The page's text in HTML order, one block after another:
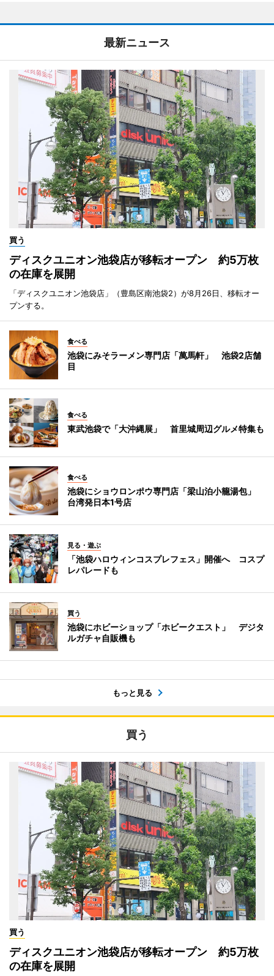
最新ニュース
買う
ディスクユニオン池袋店が移転オープン 約5万枚
の在庫を展開
「ディスクユニオン池袋店」（豊島区南池袋2）が8月26日、移転オー
プンする。
食べる
池袋にみそラーメン専門店「萬馬軒」 池袋2店舗
目
食べる
東武池袋で「大沖縄展」 首里城周辺グルメ特集も
食べる
池袋にショウロンポウ専門店「梁山泊小籠湯包」
台湾発日本1号店
見る・遊ぶ
「池袋ハロウィンコスプレフェス」開催へ コスプ
レパレードも
買う
池袋にホビーショップ「ホビークエスト」 デジタ
ルガチャ自販機も
もっと見る
買う
買う
ディスクユニオン池袋店が移転オープン 約5万枚
の在庫を展開